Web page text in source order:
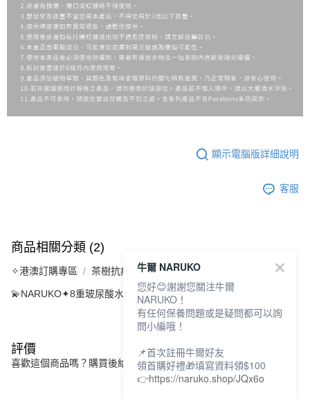
顯示電腦版詳細說明
客服
商品相關分類 (2)
✧港澳訂購專區 茶樹抗痘｜NARUKO
💫NARUKO✦8重玻尿酸水防曬 抗陽不黏膩
評價
喜歡這個商品嗎？購買後給他一個好評吧
牛爾 NARUKO
您好😊謝謝您關注牛爾
NARUKO！
有任何保養問題或是疑問都可以詢
問小編哦！
📌首次註冊牛爾好友
領首購好禮🎁填寫資料領$100
👉https://naruko.shop/JQx6o